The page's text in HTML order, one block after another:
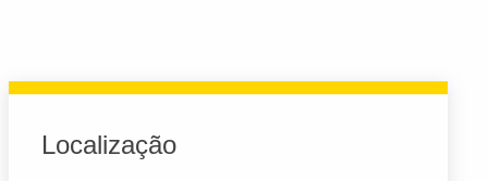
Localização